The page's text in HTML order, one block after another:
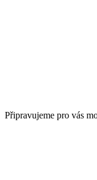
Připravujeme pro vás